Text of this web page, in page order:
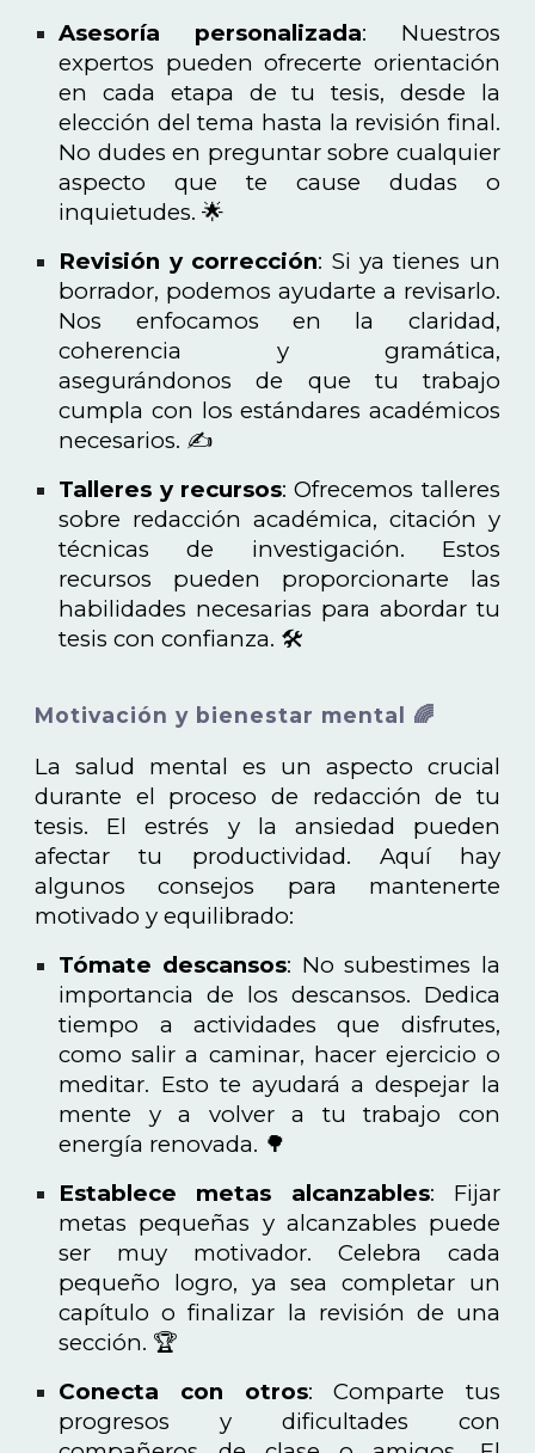
Asesoría personalizada: Nuestros
expertos pueden ofrecerte orientación
en cada etapa de tu tesis, desde la
elección del tema hasta la revisión final.
No dudes en preguntar sobre cualquier
aspecto que te cause dudas o
inquietudes. 🌟
Revisión y corrección: Si ya tienes un
borrador, podemos ayudarte a revisarlo.
Nos enfocamos en la claridad,
coherencia y gramática,
asegurándonos de que tu trabajo
cumpla con los estándares académicos
necesarios. ✍️
Talleres y recursos: Ofrecemos talleres
sobre redacción académica, citación y
técnicas de investigación. Estos
recursos pueden proporcionarte las
habilidades necesarias para abordar tu
tesis con confianza. 🛠️
Motivación y bienestar mental 🌈
La salud mental es un aspecto crucial
durante el proceso de redacción de tu
tesis. El estrés y la ansiedad pueden
afectar tu productividad. Aquí hay
algunos consejos para mantenerte
motivado y equilibrado:
Tómate descansos: No subestimes la
importancia de los descansos. Dedica
tiempo a actividades que disfrutes,
como salir a caminar, hacer ejercicio o
meditar. Esto te ayudará a despejar la
mente y a volver a tu trabajo con
energía renovada. 🌳
Establece metas alcanzables: Fijar
metas pequeñas y alcanzables puede
ser muy motivador. Celebra cada
pequeño logro, ya sea completar un
capítulo o finalizar la revisión de una
sección. 🏆
Conecta con otros: Comparte tus
progresos y dificultades con